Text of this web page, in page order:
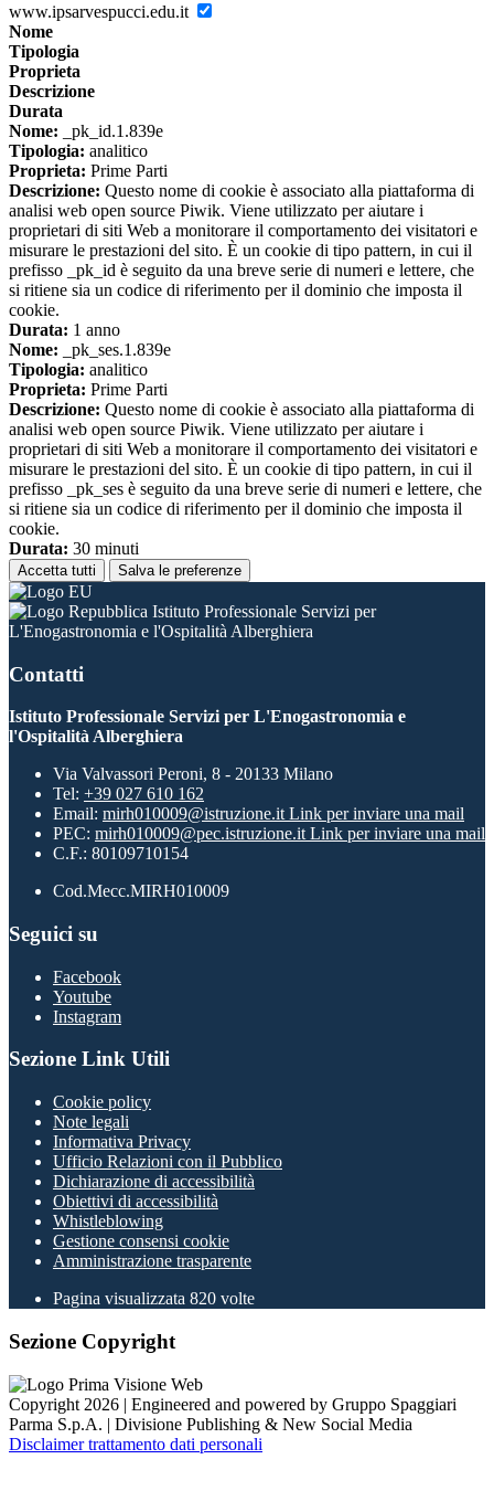
www.ipsarvespucci.edu.it
Nome
Tipologia
Proprieta
Descrizione
Durata
Nome: _pk_id.1.839e
Tipologia: analitico
Proprieta: Prime Parti
Descrizione: Questo nome di cookie è associato alla piattaforma di
analisi web open source Piwik. Viene utilizzato per aiutare i
proprietari di siti Web a monitorare il comportamento dei visitatori e
misurare le prestazioni del sito. È un cookie di tipo pattern, in cui il
prefisso _pk_id è seguito da una breve serie di numeri e lettere, che
si ritiene sia un codice di riferimento per il dominio che imposta il
cookie.
Durata: 1 anno
Nome: _pk_ses.1.839e
Tipologia: analitico
Proprieta: Prime Parti
Descrizione: Questo nome di cookie è associato alla piattaforma di
analisi web open source Piwik. Viene utilizzato per aiutare i
proprietari di siti Web a monitorare il comportamento dei visitatori e
misurare le prestazioni del sito. È un cookie di tipo pattern, in cui il
prefisso _pk_ses è seguito da una breve serie di numeri e lettere, che
si ritiene sia un codice di riferimento per il dominio che imposta il
cookie.
Durata: 30 minuti
Accetta tutti Salva le preferenze
Istituto Professionale Servizi per
L'Enogastronomia e l'Ospitalità Alberghiera
Contatti
Istituto Professionale Servizi per L'Enogastronomia e
l'Ospitalità Alberghiera
Via Valvassori Peroni, 8 - 20133 Milano
Tel: +39 027 610 162
Email: mirh010009@istruzione.it Link per inviare una mail
PEC: mirh010009@pec.istruzione.it Link per inviare una mail
C.F.: 80109710154
Cod.Mecc.MIRH010009
Seguici su
Facebook
Youtube
Instagram
Sezione Link Utili
Cookie policy
Note legali
Informativa Privacy
Ufficio Relazioni con il Pubblico
Dichiarazione di accessibilità
Obiettivi di accessibilità
Whistleblowing
Gestione consensi cookie
Amministrazione trasparente
Pagina visualizzata 820 volte
Sezione Copyright
Copyright 2026 | Engineered and powered by Gruppo Spaggiari
Parma S.p.A. | Divisione Publishing & New Social Media
Disclaimer trattamento dati personali